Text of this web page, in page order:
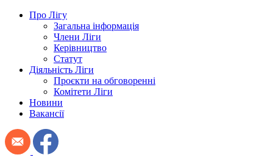
Про Лігу
Загальна інформація
Члени Ліги
Керівництво
Статут
Діяльність Ліги
Проєкти на обговоренні
Комітети Ліги
Новини
Вакансії